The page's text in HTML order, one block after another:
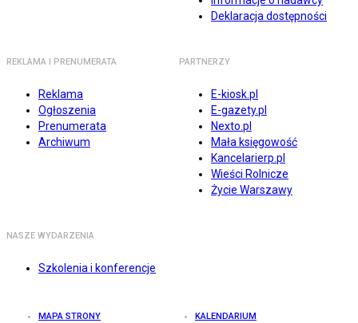
Deklaracja dostępności
REKLAMA I PRENUMERATA
Reklama
Ogłoszenia
Prenumerata
Archiwum
PARTNERZY
E-kiosk.pl
E-gazety.pl
Nexto.pl
Mała księgowość
Kancelarierp.pl
Wieści Rolnicze
Życie Warszawy
NASZE WYDARZENIA
Szkolenia i konferencje
MAPA STRONY KALENDARIUM